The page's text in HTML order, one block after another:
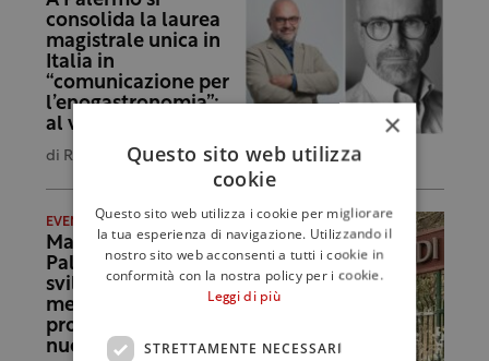
consolida la laurea
magistrale unica in
Italia in
“comunicazione per
l’enogastronomia”:
al via le iscrizioni
di Redazione
EVENTI E INIZIATIVE
Master Masv a
Palermo: si parla di
sviluppo e scenari di
mercato prima delle
proclamazioni dei
nuovi dottori
×
Questo sito web utilizza
cookie
Questo sito web utilizza i cookie per migliorare
la tua esperienza di navigazione. Utilizzando il
nostro sito web acconsenti a tutti i cookie in
conformità con la nostra policy per i cookie.
Leggi di più
STRETTAMENTE NECESSARI